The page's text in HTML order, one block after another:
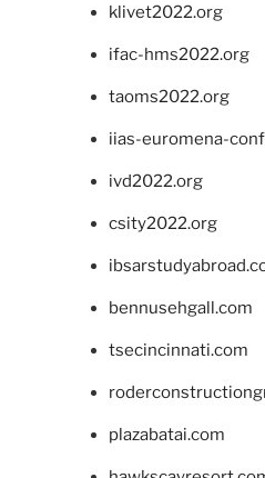
klivet2022.org
ifac-hms2022.org
taoms2022.org
iias-euromena-
ivd2022.org
csity2022.org
bennusehgall.com
tsecincinnati.com
plazabatai.com